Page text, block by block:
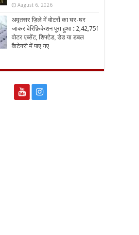
August 6, 2026
अमृतसर ज़िले में वोटरों का घर-घर
जाकर वेरिफ़िकेशन पूरा हुआ : 2,42,751
वोटर एब्सेंट, शिफ्टेड, डेड या डबल
कैटेगरी में पाए गए